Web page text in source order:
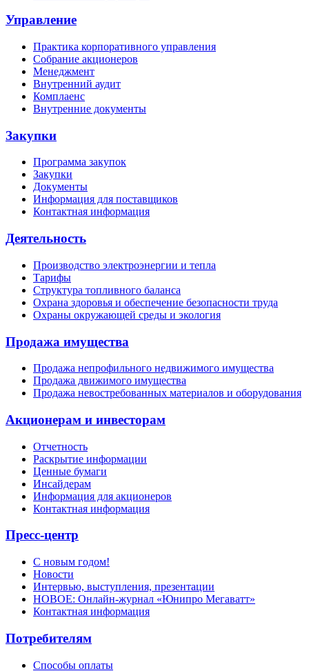
Управление
Практика корпоративного управления
Собрание акционеров
Менеджмент
Внутренний аудит
Комплаенс
Внутренние документы
Закупки
Программа закупок
Закупки
Документы
Информация для поставщиков
Контактная информация
Деятельность
Производство электроэнергии и тепла
Тарифы
Структура топливного баланса
Охрана здоровья и обеспечение безопасности труда
Охраны окружающей среды и экология
Продажа имущества
Продажа непрофильного недвижимого имущества
Продажа движимого имущества
Продажа невостребованных материалов и оборудования
Акционерам и инвесторам
Отчетность
Раскрытие информации
Ценные бумаги
Инсайдерам
Информация для акционеров
Контактная информация
Пресс-центр
С новым годом!
Новости
Интервью, выступления, презентации
НОВОЕ: Онлайн-журнал «Юнипро Мегаватт»
Контактная информация
Потребителям
Способы оплаты